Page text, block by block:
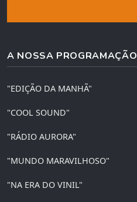
A NOSSA PROGRAMAÇÃO
"EDIÇÃO DA MANHÃ"
"COOL SOUND"
"RÁDIO AURORA"
"MUNDO MARAVILHOSO"
"NA ERA DO VINIL"